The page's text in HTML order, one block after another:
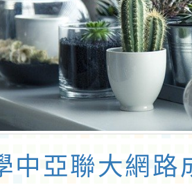
中亞聯大網路